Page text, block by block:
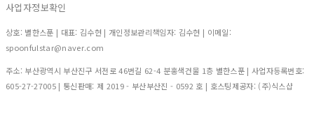
사업자정보확인
상호: 별한스푼 | 대표: 김수현 | 개인정보관리책임자: 김수현 | 이메일:
spoonfulstar@naver.com
주소: 부산광역시 부산진구 서전로 46번길 62-4 분홍색건물 1층 별한스푼 | 사업자등록번호:
605-27-27005| 통신판매: 제 2019 - 부산부산진 - 0592 호 | 호스팅제공자: (주)식스샵